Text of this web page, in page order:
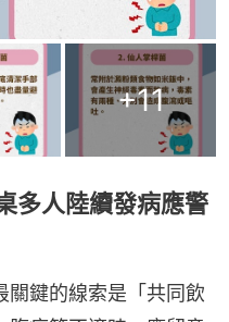
+11
多人陸續發病應警
關鍵的線索是「共同飲